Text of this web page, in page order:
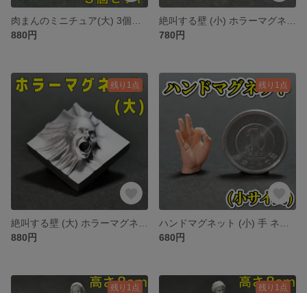
880円
780円
残り1点
880円
残り1点
680円
残り1点 残り1点